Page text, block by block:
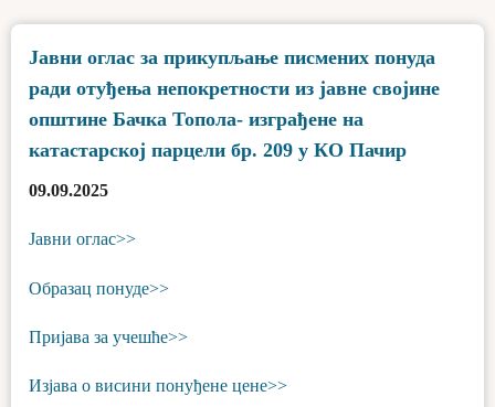
Јавни оглас за прикупљање писмених понуда
ради отуђења непокретности из јавне својине
општине Бачка Топола- изграђене на
катастарској парцели бр. 209 у КО Пачир
09.09.2025
Јавни оглас>>
Образац понуде>>
Пријава за учешће>>
Изјава о висини понуђене цене>>